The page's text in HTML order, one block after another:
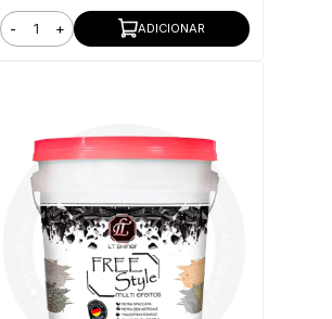
- + ADICIONAR